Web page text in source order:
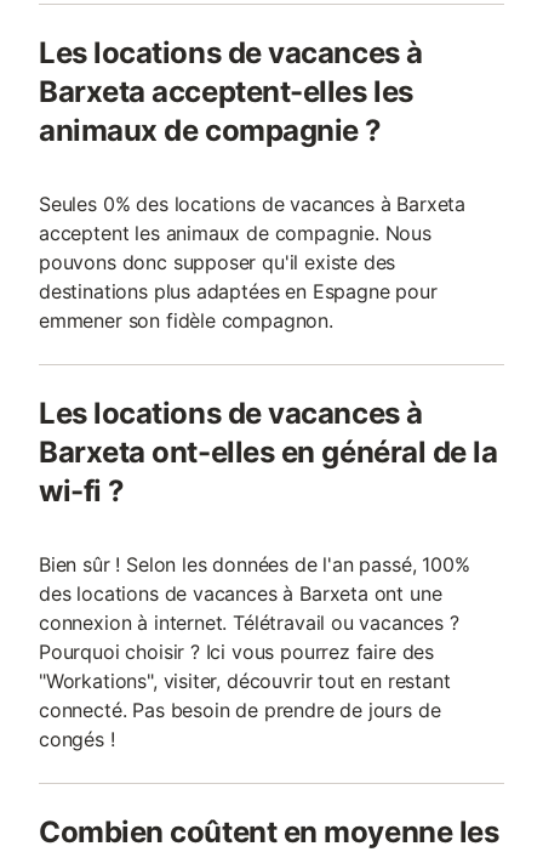
Les locations de vacances à
Barxeta acceptent-elles les
animaux de compagnie ?
Seules 0% des locations de vacances à Barxeta
acceptent les animaux de compagnie. Nous
pouvons donc supposer qu'il existe des
destinations plus adaptées en Espagne pour
emmener son fidèle compagnon.
Les locations de vacances à
Barxeta ont-elles en général de la
wi-fi ?
Bien sûr ! Selon les données de l'an passé, 100%
des locations de vacances à Barxeta ont une
connexion à internet. Télétravail ou vacances ?
Pourquoi choisir ? Ici vous pourrez faire des
"Workations", visiter, découvrir tout en restant
connecté. Pas besoin de prendre de jours de
congés !
Combien coûtent en moyenne les